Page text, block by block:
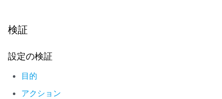
検証
設定の検証
目的
アクション